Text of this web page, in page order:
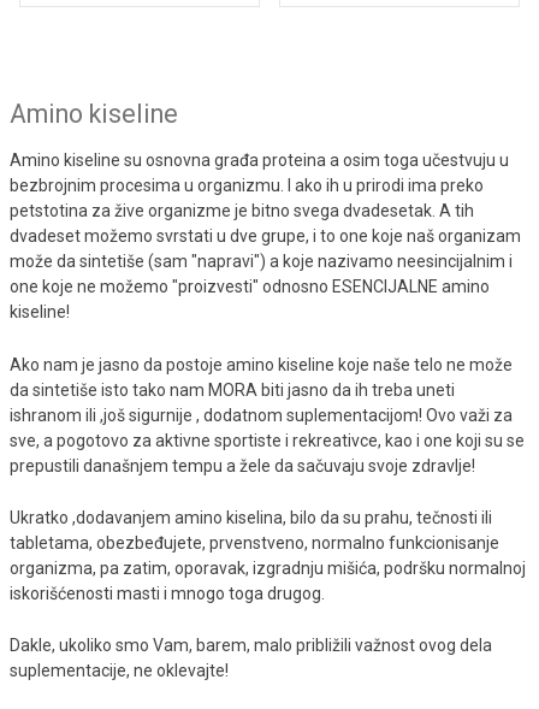
Amino kiseline
Amino kiseline su osnovna građa proteina a osim toga učestvuju u
bezbrojnim procesima u organizmu. I ako ih u prirodi ima preko
petstotina za žive organizme je bitno svega dvadesetak. A tih
dvadeset možemo svrstati u dve grupe, i to one koje naš organizam
može da sintetiše (sam "napravi") a koje nazivamo neesincijalnim i
one koje ne možemo "proizvesti" odnosno ESENCIJALNE amino
kiseline!
Ako nam je jasno da postoje amino kiseline koje naše telo ne može
da sintetiše isto tako nam MORA biti jasno da ih treba uneti
ishranom ili ,još sigurnije , dodatnom suplementacijom! Ovo važi za
sve, a pogotovo za aktivne sportiste i rekreativce, kao i one koji su se
prepustili današnjem tempu a žele da sačuvaju svoje zdravlje!
Ukratko ,dodavanjem amino kiselina, bilo da su prahu, tečnosti ili
tabletama, obezbeđujete, prvenstveno, normalno funkcionisanje
organizma, pa zatim, oporavak, izgradnju mišića, podršku normalnoj
iskorišćenosti masti i mnogo toga drugog.
Dakle, ukoliko smo Vam, barem, malo približili važnost ovog dela
suplementacije, ne oklevajte!